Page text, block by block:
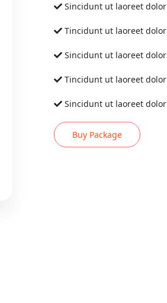
Sincidunt ut laoreet dolor
Tincidunt ut laoreet dolor
Sincidunt ut laoreet dolor
Tincidunt ut laoreet dolor
Sincidunt ut laoreet dolor
Buy Package